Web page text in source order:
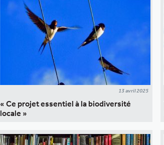
13 avril 2025
« Ce projet essentiel à la biodiversité
locale »